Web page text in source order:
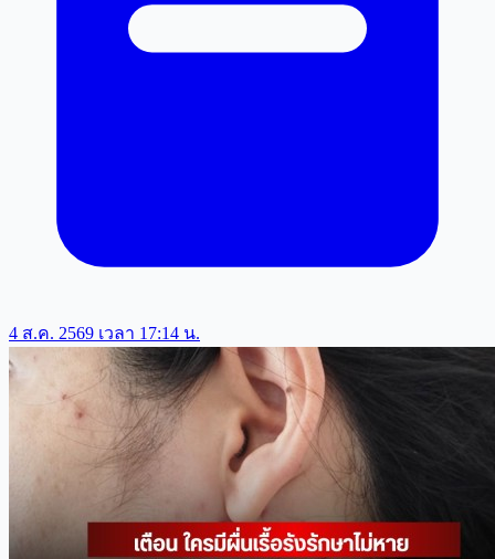
4 ส.ค. 2569 เวลา 17:14 น.